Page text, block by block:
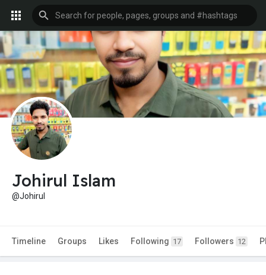
Johirul Islam
@Johirul
Timeline Groups Likes Following 17 Followers 12